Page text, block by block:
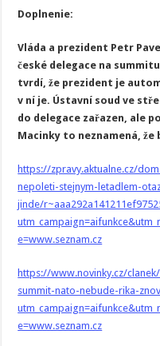
Doplnenie:
Vláda a prezident Petr
české delegace na summitu
tvrdí, že prezident je
v ní je. Ústavní soud ve
do delegace zařazen, ale
Macinky to neznamená, že
https://zpravy.aktualne.cz/
nepoleti-stejnym-letadlem-
jinde/
e=www.seznam.cz
https://www.novinky.cz/
summit-nato-nebude-rika-
e=www.seznam.cz